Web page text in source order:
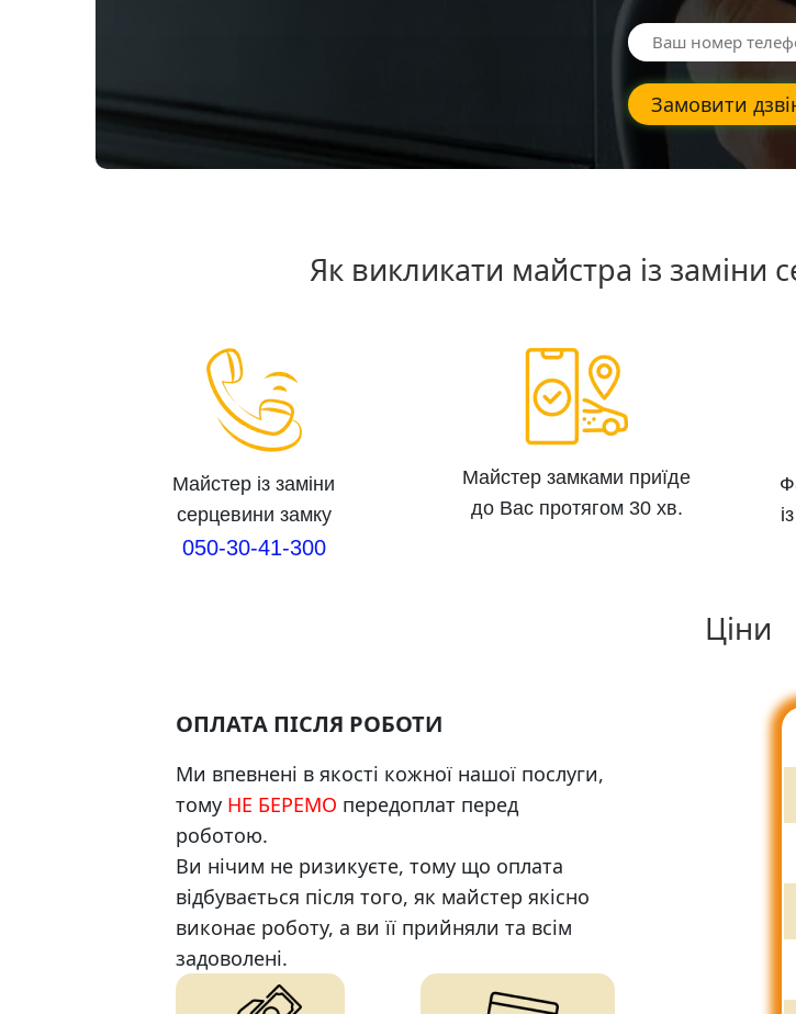
Замовити
Як викликати майстра із заміни
Майстер із заміни
серцевини замку
050-30-41-300
Майстер замками приїде
до Вас протягом 30 хв.
Ціни
ОПЛАТА ПІСЛЯ РОБОТИ
Ми впевнені в якості кожної нашої послуги,
тому НЕ БЕРЕМО передоплат перед
роботою.
Ви нічим не ризикуєте, тому що оплата
відбувається після того, як майстер якісно
виконає роботу, а ви її прийняли та всім
задоволені.